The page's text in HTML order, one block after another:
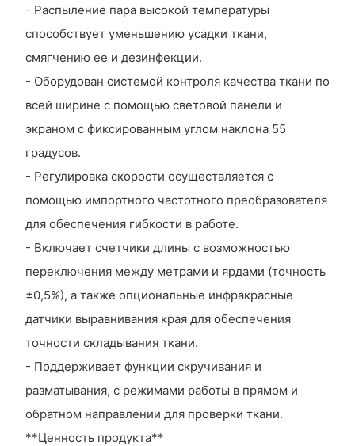
- Распыление пара высокой температуры
способствует уменьшению усадки ткани,
смягчению ее и дезинфекции.
- Оборудован системой контроля качества ткани по
всей ширине с помощью световой панели и
экраном с фиксированным углом наклона 55
градусов.
- Регулировка скорости осуществляется с
помощью импортного частотного преобразователя
для обеспечения гибкости в работе.
- Включает счетчики длины с возможностью
переключения между метрами и ярдами (точность
±0,5%), а также опциональные инфракрасные
датчики выравнивания края для обеспечения
точности складывания ткани.
- Поддерживает функции скручивания и
разматывания, с режимами работы в прямом и
обратном направлении для проверки ткани.
**Ценность продукта**